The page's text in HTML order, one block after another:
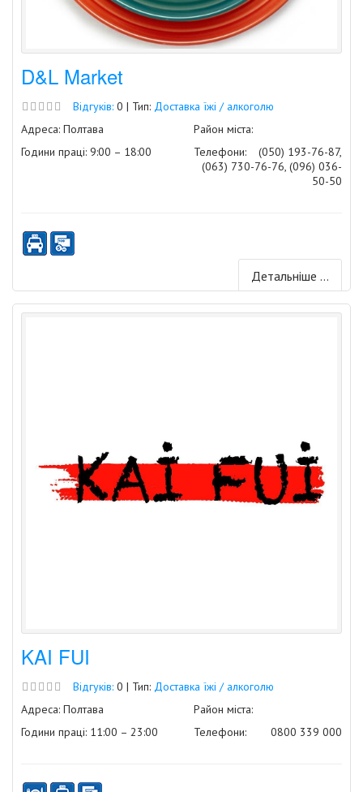
D&L Market
Відгуків: 0 | Тип: Доставка їжі / алкоголю
Адреса: Полтава
Години праці: 9:00 – 18:00
Район міста:
Телефони:
(050) 193-76-87,
(063) 730-76-76, (096) 036-
50-50
Детальніше ...
KAI FUI
Відгуків: 0 | Тип: Доставка їжі / алкоголю
Адреса: Полтава
Години праці: 11:00 – 23:00
Район міста:
Телефони:
0800 339 000